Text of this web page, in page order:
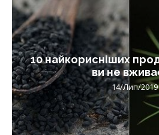
10 найкорисніших
ви не
14/Лип/2019